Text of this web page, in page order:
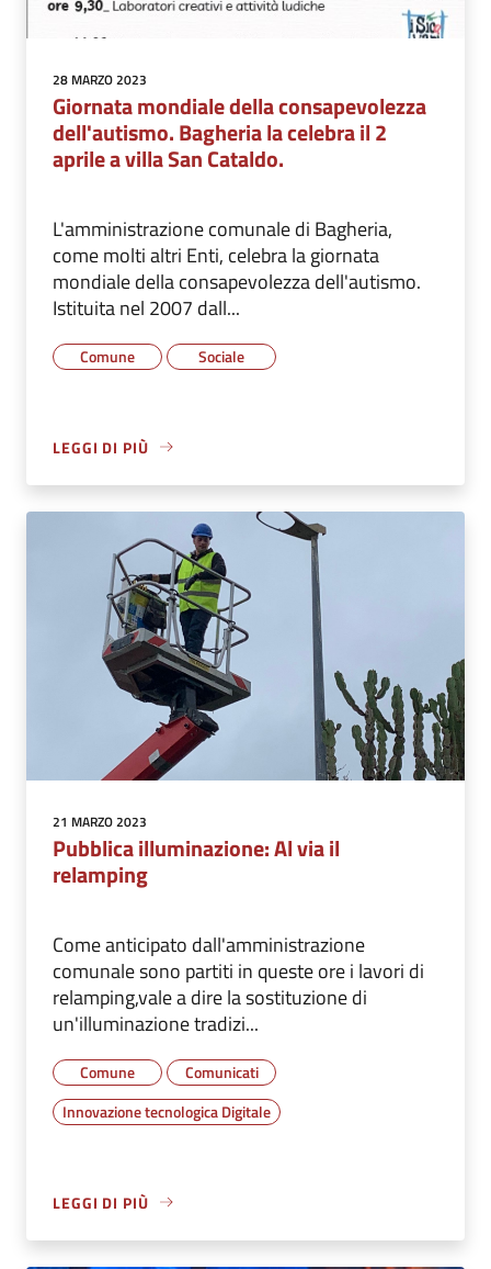
28 MARZO 2023
Giornata mondiale della consapevolezza
dell'autismo. Bagheria la celebra il 2
aprile a villa San Cataldo.
L'amministrazione comunale di Bagheria,
come molti altri Enti, celebra la giornata
mondiale della consapevolezza dell'autismo.
Istituita nel 2007 dall...
Comune Sociale
LEGGI DI PIÙ
21 MARZO 2023
Pubblica illuminazione: Al via il
relamping
Come anticipato dall'amministrazione
comunale sono partiti in queste ore i lavori di
relamping,vale a dire la sostituzione di
un'illuminazione tradizi...
Comune
Comunicati
Innovazione tecnologica Digitale
LEGGI DI PIÙ